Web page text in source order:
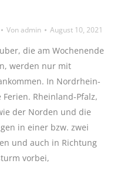
Vonadmin August 10, 2021
die am Wochenende
werden nur mit
In Nordrhein-
Rheinland-Pfalz,
der Norden und die
in einer bzw. zwei
und auch in Richtung
vorbei,